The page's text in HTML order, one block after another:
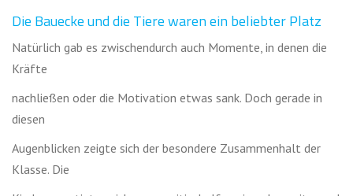
Die Bauecke und die Tiere waren ein beliebter Platz
Natürlich gab es zwischendurch auch Momente, in denen die
Kräfte
nachließen oder die Motivation etwas sank. Doch gerade in
diesen
Augenblicken zeigte sich der besondere Zusammenhalt der
Klasse. Die